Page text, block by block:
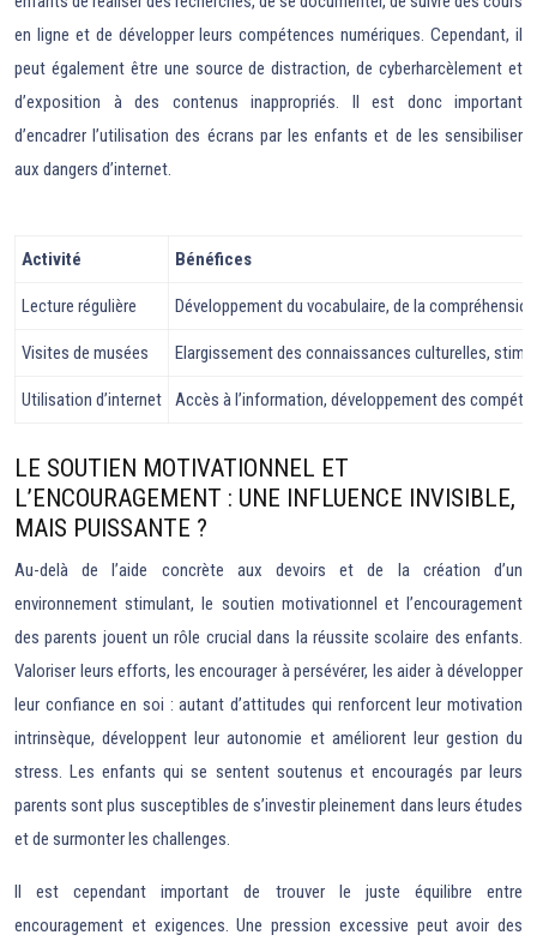
en ligne et de développer leurs compétences numériques. Cependant, il
peut également être une source de distraction, de cyberharcèlement et
d’exposition à des contenus inappropriés. Il est donc important
d’encadrer l’utilisation des écrans par les enfants et de les sensibiliser
aux dangers d’internet.
Activité Bénéfices
Lecture régulière Développement du vocabulaire, de la
Visites de musées Elargissement des connaissances culturelles,
Utilisation d’internet Accès à l’information, développement des
LE SOUTIEN MOTIVATIONNEL ET
L’ENCOURAGEMENT : UNE INFLUENCE INVISIBLE,
MAIS PUISSANTE ?
Au-delà de l’aide concrète aux devoirs et de la création d’un
environnement stimulant, le soutien motivationnel et l’encouragement
des parents jouent un rôle crucial dans la réussite scolaire des enfants.
Valoriser leurs efforts, les encourager à persévérer, les aider à développer
leur confiance en soi : autant d’attitudes qui renforcent leur motivation
intrinsèque, développent leur autonomie et améliorent leur gestion du
stress. Les enfants qui se sentent soutenus et encouragés par leurs
parents sont plus susceptibles de s’investir pleinement dans leurs études
et de surmonter les challenges.
Il est cependant important de trouver le juste équilibre entre
encouragement et exigences. Une pression excessive peut avoir des